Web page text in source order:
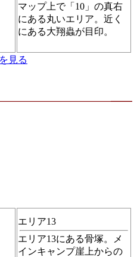
マップ上で「10」の真右
にある丸いエリア。近く
にある大翔蟲が目印。
見る
エリア13
エリア13にある骨塚。メ
インキャンプ崖上からの